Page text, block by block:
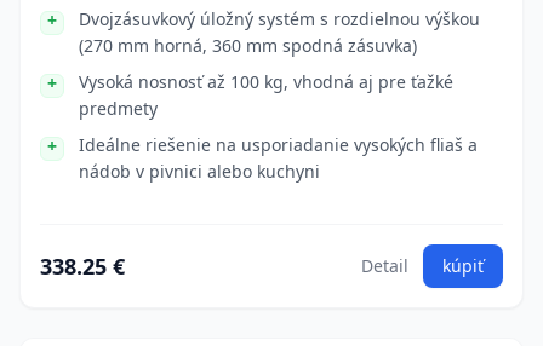
Dvojzásuvkový úložný systém s rozdielnou výškou
(270 mm horná, 360 mm spodná zásuvka)
Vysoká nosnosť až 100 kg, vhodná aj pre ťažké
predmety
Ideálne riešenie na usporiadanie vysokých fliaš a
nádob v pivnici alebo kuchyni
338.25 € Detail kúpiť